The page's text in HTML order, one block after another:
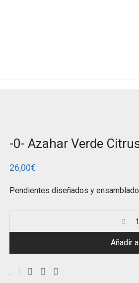
-0- Azahar Verde
26,00€
Pendientes diseñados y
Añadir